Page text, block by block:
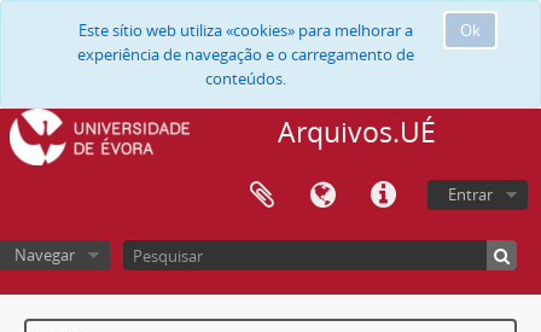
Ok
Este sítio web utiliza «cookies» para melhorar a
experiência de navegação e o carregamento de
conteúdos.
Arquivos.UÉ
Entrar
Navegar